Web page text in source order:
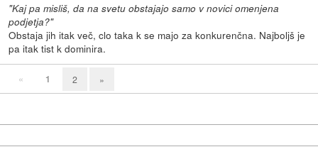
"Kaj pa misliš, da na svetu obstajajo samo v novici omenjena
podjetja?"
Obstaja jih itak več, clo taka k se majo za konkurenčna. Najboljš je
pa itak tist k dominira.
« 1 2 »